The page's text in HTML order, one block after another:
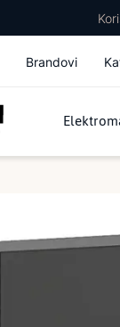
Brandovi